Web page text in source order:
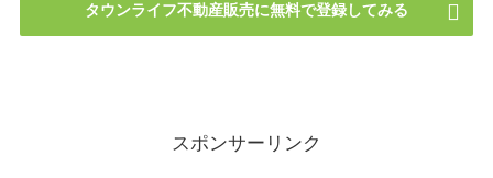
タウンライフ不動産販売に無料で登録してみる
スポンサーリンク